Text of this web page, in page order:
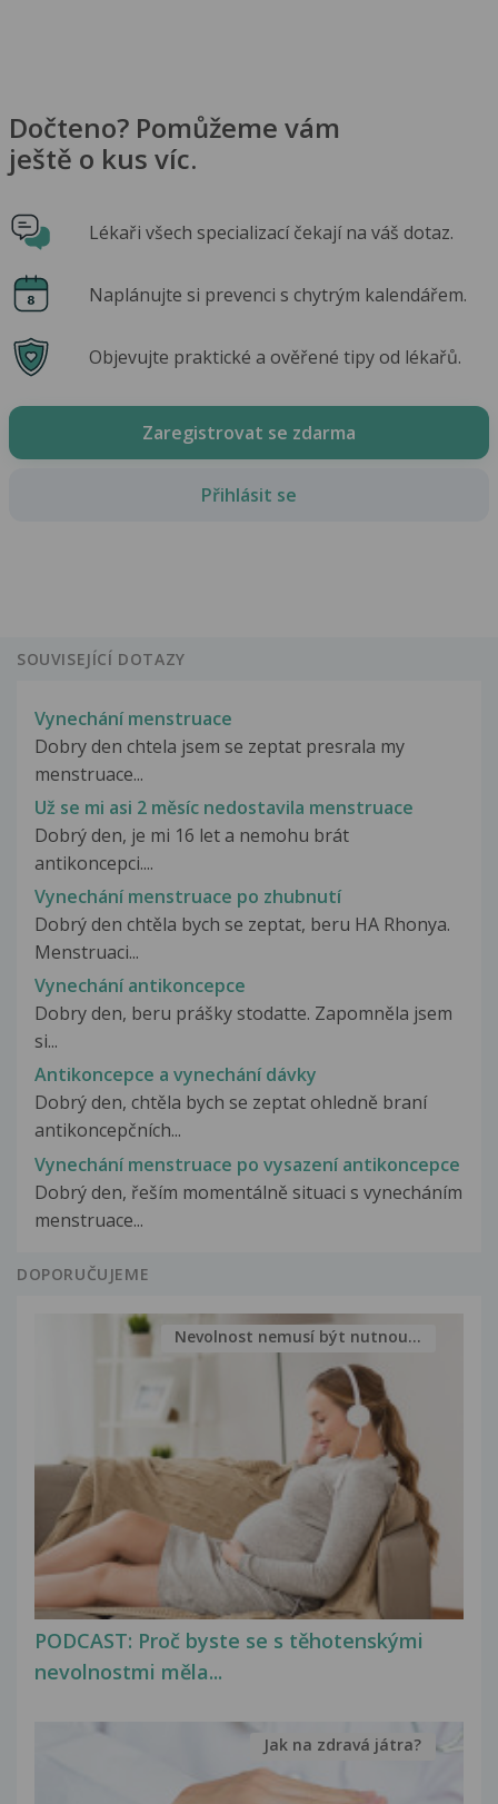
Dočteno? Pomůžeme vám
ještě o kus víc.
Lékaři všech specializací čekají na váš dotaz.
Naplánujte si prevenci s chytrým kalendářem.
Objevujte praktické a ověřené tipy od lékařů.
Zaregistrovat se zdarma
Přihlásit se
SOUVISEJÍCÍ DOTAZY
Vynechání menstruace
Dobry den chtela jsem se zeptat presrala my
menstruace...
Už se mi asi 2 měsíc nedostavila menstruace
Dobrý den, je mi 16 let a nemohu brát
antikoncepci....
Vynechání menstruace po zhubnutí
Dobrý den chtěla bych se zeptat, beru HA Rhonya.
Menstruaci...
Vynechání antikoncepce
Dobry den, beru prášky stodatte. Zapomněla jsem
si...
Antikoncepce a vynechání dávky
Dobrý den, chtěla bych se zeptat ohledně braní
antikoncepčních...
Vynechání menstruace po vysazení antikoncepce
Dobrý den, řeším momentálně situaci s vynecháním
menstruace...
DOPORUČUJEME
PODCAST: Proč byste se s těhotenskými
nevolnostmi měla...
Nevolnost nemusí být nutnou...
Jak na zdravá játra?